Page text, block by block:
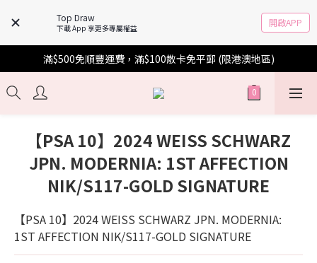
Top Draw
下載 App 享更多專屬權益 開啟APP
滿$500免順豐運費，滿$100散卡免平郵 (限港澳地區)
【PSA 10】2024 WEISS SCHWARZ
JPN. MODERNIA: 1ST AFFECTION
NIK/S117-GOLD SIGNATURE
【PSA 10】2024 WEISS SCHWARZ JPN. MODERNIA:
1ST AFFECTION NIK/S117-GOLD SIGNATURE